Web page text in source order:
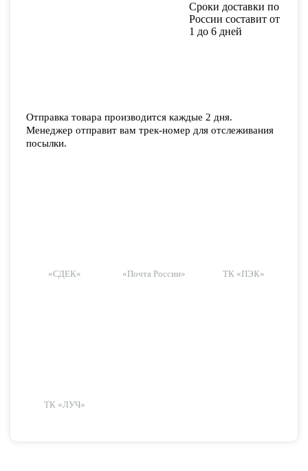
Сроки доставки по
России составит от
1 до 6 дней
Отправка товара производится каждые 2 дня.
Менеджер отправит вам трек-номер для отслеживания
посылки.
«СДЕК» «Почта России» ТК «ПЭК»
ТК «ЛУЧ»